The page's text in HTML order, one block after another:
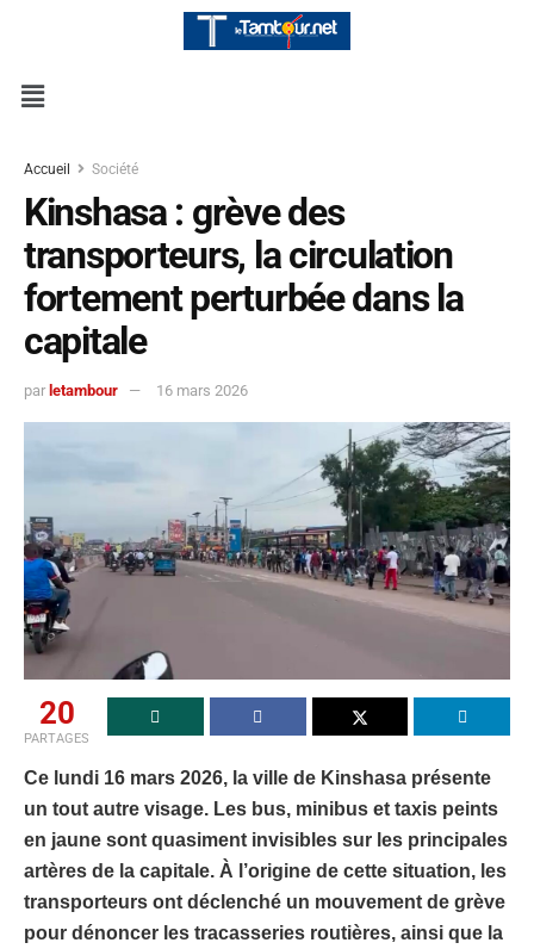
Accueil Société
Kinshasa : grève des
transporteurs, la circulation
fortement perturbée dans la
capitale
par letambour 16 mars 2026
20
PARTAGES
Ce lundi 16 mars 2026, la ville de Kinshasa présente
un tout autre visage. Les bus, minibus et taxis peints
en jaune sont quasiment invisibles sur les principales
artères de la capitale. À l’origine de cette situation, les
transporteurs ont déclenché un mouvement de grève
pour dénoncer les tracasseries routières, ainsi que la